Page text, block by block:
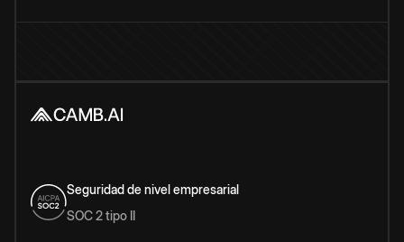
Seguridad de nivel empresarial
SOC 2 tipo II